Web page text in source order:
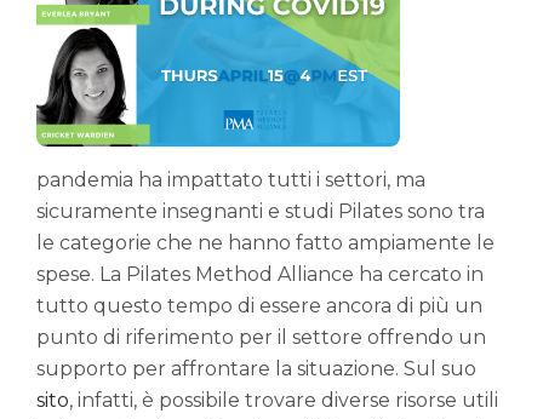
pandemia ha impattato tutti i settori, ma
sicuramente insegnanti e studi Pilates sono tra
le categorie che ne hanno fatto ampiamente le
spese. La Pilates Method Alliance ha cercato in
tutto questo tempo di essere ancora di più un
punto di riferimento per il settore offrendo un
supporto per affrontare la situazione. Sul suo
sito, infatti, è possibile trovare diverse risorse utili